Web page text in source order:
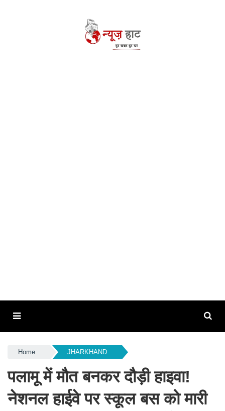
Home JHARKHAND
पलामू में मौत बनकर दौड़ी हाइवा!
नेशनल हाईवे पर स्कूल बस को मारी